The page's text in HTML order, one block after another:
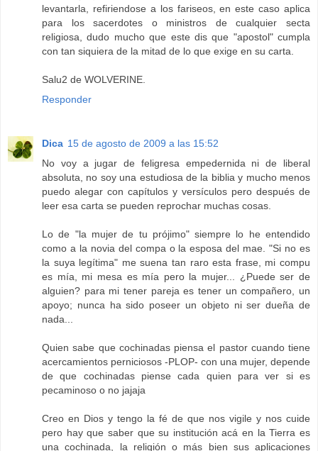
levantarla, refiriendose a los fariseos, en este caso aplica
para los sacerdotes o ministros de cualquier secta
religiosa, dudo mucho que este dis que "apostol" cumpla
con tan siquiera de la mitad de lo que exige en su carta.
Salu2 de WOLVERINE.
Responder
Dica 15 de agosto de 2009 a las 15:52
No voy a jugar de feligresa empedernida ni de liberal
absoluta, no soy una estudiosa de la biblia y mucho menos
puedo alegar con capítulos y versículos pero después de
leer esa carta se pueden reprochar muchas cosas.
Lo de "la mujer de tu prójimo" siempre lo he entendido
como a la novia del compa o la esposa del mae. "Si no es
la suya legítima" me suena tan raro esta frase, mi compu
es mía, mi mesa es mía pero la mujer... ¿Puede ser de
alguien? para mi tener pareja es tener un compañero, un
apoyo; nunca ha sido poseer un objeto ni ser dueña de
nada...
Quien sabe que cochinadas piensa el pastor cuando tiene
acercamientos perniciosos -PLOP- con una mujer, depende
de que cochinadas piense cada quien para ver si es
pecaminoso o no jajaja
Creo en Dios y tengo la fé de que nos vigile y nos cuide
pero hay que saber que su institución acá en la Tierra es
una cochinada, la religión o más bien sus aplicaciones